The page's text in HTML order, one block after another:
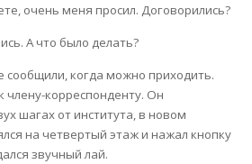
очень меня просил. Договорились?
А что было делать?
когда можно приходить.
члену-корреспонденту. Он
шагах от института, в новом
на четвертый этаж и нажал кнопку
звучный лай.